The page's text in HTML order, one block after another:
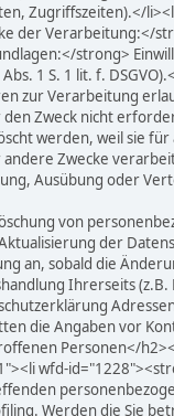
Zugriffszeiten).</
der Verarbeitung:</
strong>
1 S. 1 lit. f.
zur Verarbeitung
Zweck nicht
werden, weil sie
Zwecke
Ausübung oder
von
der
an, sobald die
Ihrerseits
die Angaben vor
Personen</
wfd-
Werden die Sie